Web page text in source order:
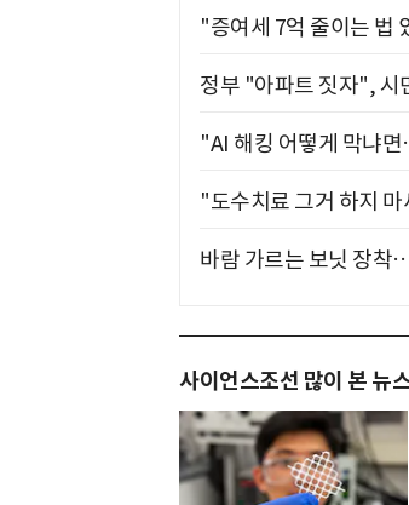
"증여세 7억 줄이는 법
정부 "아파트 짓자",
"AI 해킹 어떻게 막냐
"도수치료 그거 하지
바람 가르는 보닛 장착
사이언스조선 많이 본 뉴